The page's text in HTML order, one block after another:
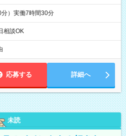
）実働7時間30分
談OK
応募する 詳細へ
未読